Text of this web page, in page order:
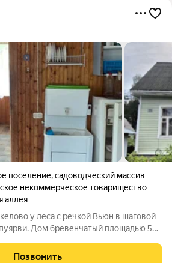
поселение,садоводческий массив
некоммерческое товарищество
аллея
у леса с речкой Вьюн в шаговой
Дом бревенчатый площадью 50
15 кВт, печь действующая. Дом 1983г.
Позвонить